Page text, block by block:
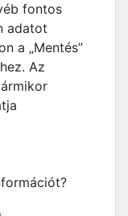
fontos
adatot
a „Mentés”
Az